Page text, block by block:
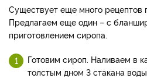
Существует еще много рецептов
Предлагаем еще один – с
приготовлением сиропа.
Готовим сироп. Наливаем в
толстым дном 3 стакана